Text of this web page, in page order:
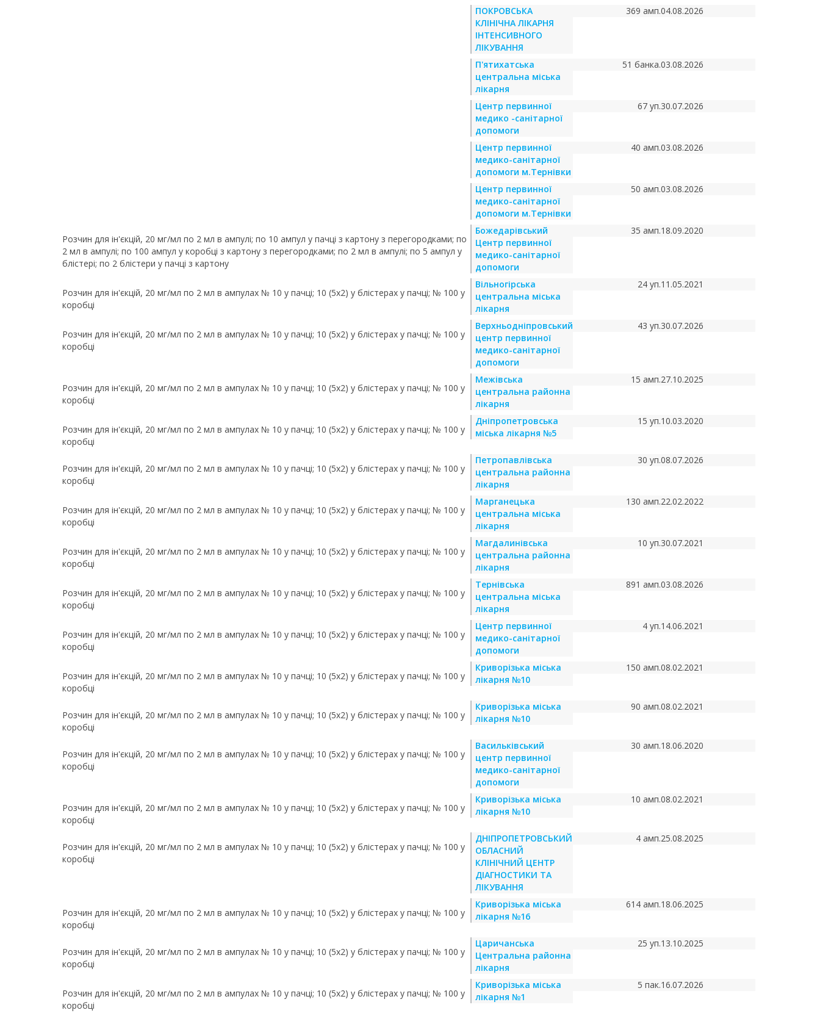
ПОКРОВСЬКА
КЛІНІЧНА ЛІКАРНЯ
ІНТЕНСИВНОГО
ЛІКУВАННЯ
369 амп.04.08.2026
П'ятихатська
центральна міська
лікарня
51 банка.03.08.2026
Центр первинної
медико -санітарної
допомоги
67 уп.30.07.2026
Центр первинної
медико-санітарної
допомоги м.Тернівки
40 амп.03.08.2026
Центр первинної
медико-санітарної
допомоги м.Тернівки
50 амп.03.08.2026
Розчин для ін'єкцій, 20 мг/мл по 2 мл в ампулі; по 10 ампул у пачці з картону з перегородками; по
2 мл в ампулі; по 100 ампул у коробці з картону з перегородками; по 2 мл в ампулі; по 5 ампул у
блістері; по 2 блістери у пачці з картону
Божедарівський
Центр первинної
медико-санітарної
допомоги
35 амп.18.09.2020
Розчин для ін'єкцій, 20 мг/мл по 2 мл в ампулах № 10 у пачці; 10 (5х2) у блістерах у пачці; № 100 у
коробці
Вільногірська
центральна міська
лікарня
24 уп.11.05.2021
Розчин для ін'єкцій, 20 мг/мл по 2 мл в ампулах № 10 у пачці; 10 (5х2) у блістерах у пачці; № 100 у
коробці
Верхньодніпровський
центр первинної
медико-санітарної
допомоги
43 уп.30.07.2026
Розчин для ін'єкцій, 20 мг/мл по 2 мл в ампулах № 10 у пачці; 10 (5х2) у блістерах у пачці; № 100 у
коробці
Межівська
центральна районна
лікарня
15 амп.27.10.2025
Розчин для ін'єкцій, 20 мг/мл по 2 мл в ампулах № 10 у пачці; 10 (5х2) у блістерах у пачці; № 100 у
коробці
Дніпропетровська
міська лікарня №5
15 уп.10.03.2020
Розчин для ін'єкцій, 20 мг/мл по 2 мл в ампулах № 10 у пачці; 10 (5х2) у блістерах у пачці; № 100 у
коробці
Петропавлівська
центральна районна
лікарня
30 уп.08.07.2026
Розчин для ін'єкцій, 20 мг/мл по 2 мл в ампулах № 10 у пачці; 10 (5х2) у блістерах у пачці; № 100 у
коробці
Марганецька
центральна міська
лікарня
130 амп.22.02.2022
Розчин для ін'єкцій, 20 мг/мл по 2 мл в ампулах № 10 у пачці; 10 (5х2) у блістерах у пачці; № 100 у
коробці
Магдалинівська
центральна районна
лікарня
10 уп.30.07.2021
Розчин для ін'єкцій, 20 мг/мл по 2 мл в ампулах № 10 у пачці; 10 (5х2) у блістерах у пачці; № 100 у
коробці
Тернівська
центральна міська
лікарня
891 амп.03.08.2026
Розчин для ін'єкцій, 20 мг/мл по 2 мл в ампулах № 10 у пачці; 10 (5х2) у блістерах у пачці; № 100 у
коробці
Центр первинної
медико-санітарної
допомоги
4 уп.14.06.2021
Розчин для ін'єкцій, 20 мг/мл по 2 мл в ампулах № 10 у пачці; 10 (5х2) у блістерах у пачці; № 100 у
коробці
Криворізька міська
лікарня №10
150 амп.08.02.2021
Розчин для ін'єкцій, 20 мг/мл по 2 мл в ампулах № 10 у пачці; 10 (5х2) у блістерах у пачці; № 100 у
коробці
Криворізька міська
лікарня №10
90 амп.08.02.2021
Розчин для ін'єкцій, 20 мг/мл по 2 мл в ампулах № 10 у пачці; 10 (5х2) у блістерах у пачці; № 100 у
коробці
Васильківський
центр первинної
медико-санітарної
допомоги
30 амп.18.06.2020
Розчин для ін'єкцій, 20 мг/мл по 2 мл в ампулах № 10 у пачці; 10 (5х2) у блістерах у пачці; № 100 у
коробці
Криворізька міська
лікарня №10
10 амп.08.02.2021
Розчин для ін'єкцій, 20 мг/мл по 2 мл в ампулах № 10 у пачці; 10 (5х2) у блістерах у пачці; № 100 у
коробці
ДНІПРОПЕТРОВСЬКИЙ
ОБЛАСНИЙ
КЛІНІЧНИЙ ЦЕНТР
ДІАГНОСТИКИ ТА
ЛІКУВАННЯ
4 амп.25.08.2025
Розчин для ін'єкцій, 20 мг/мл по 2 мл в ампулах № 10 у пачці; 10 (5х2) у блістерах у пачці; № 100 у
коробці
Криворізька міська
лікарня №16
614 амп.18.06.2025
Розчин для ін'єкцій, 20 мг/мл по 2 мл в ампулах № 10 у пачці; 10 (5х2) у блістерах у пачці; № 100 у
коробці
Царичанська
Центральна районна
лікарня
25 уп.13.10.2025
Розчин для ін'єкцій, 20 мг/мл по 2 мл в ампулах № 10 у пачці; 10 (5х2) у блістерах у пачці; № 100 у
коробці
Криворізька міська
лікарня №1
5 пак.16.07.2026